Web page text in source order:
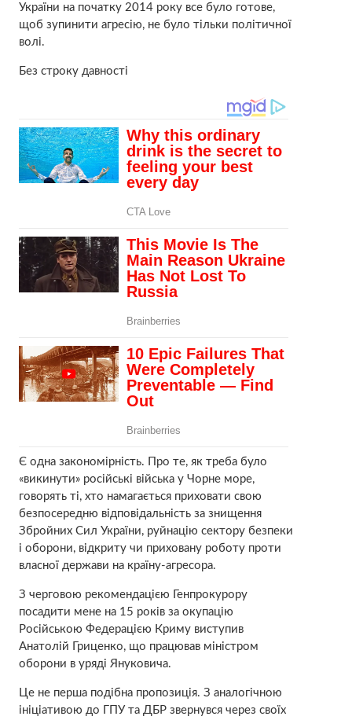
України на початку 2014 року все було готове,
щоб зупинити агресію, не було тільки політичної
волі.
Без строку давності
Є одна закономірність. Про те, як треба було
«викинути» російські війська у Чорне море,
говорять ті, хто намагається приховати свою
безпосередню відповідальність за знищення
Збройних Сил України, руйнацію сектору безпеки
і оборони, відкриту чи приховану роботу проти
власної держави на країну-агресора.
З черговою рекомендацією Генпрокурору
посадити мене на 15 років за окупацію
Російською Федерацією Криму виступив
Анатолій Гриценко, що працював міністром
оборони в уряді Януковича.
Це не перша подібна пропозиція. З аналогічною
ініціативою до ГПУ та ДБР звернувся через своїх